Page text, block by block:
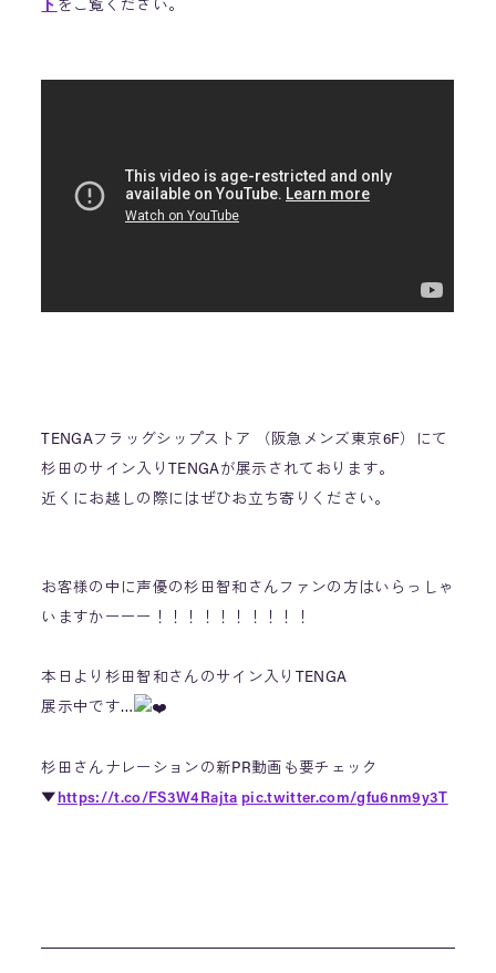
ト をご覧ください。
TENGAフラッグシップストア （阪急メンズ東京6F）にて
杉田のサイン入りTENGAが展示されております。
近くにお越しの際にはぜひお立ち寄りください。
お客様の中に声優の杉田智和さんファンの方はいらっしゃ
いますかーーー！！！！！！！！！！
本日より杉田智和さんのサイン入りTENGA
展示中です…
杉田さんナレーションの新PR動画も要チェック
▼ https://t.co/FS3W4Rajta pic.twitter.com/gfu6nm9y3T